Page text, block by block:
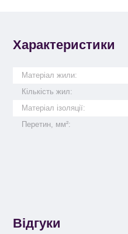
Характеристики
Матеріал жили:
Кількість жил:
Матеріал ізоляції:
Перетин, мм²:
Відгуки